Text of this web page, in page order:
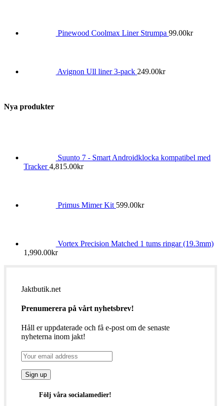
Pinewood Coolmax Liner Strumpa 99.00kr
Avignon Ull liner 3-pack 249.00kr
Nya produkter
Suunto 7 - Smart Androidklocka kompatibel med
Tracker4,815.00kr
Primus Mimer Kit 599.00kr
Vortex Precision Matched 1 tums ringar (19.3mm)
1,990.00kr
Jaktbutik.net
Prenumerera på vårt nyhetsbrev!
Håll er uppdaterade och få e-post om de senaste
nyheterna inom jakt!
Följ våra socialamedier!